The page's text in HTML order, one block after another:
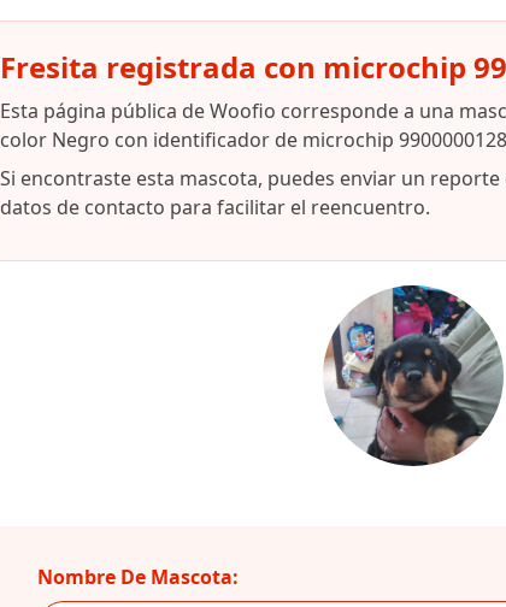
Fresita registrada con microchip
Esta página pública de Woofio corresponde a una
color Negro con identificador de microchip
Si encontraste esta mascota, puedes enviar un
datos de contacto para facilitar el reencuentro.
Nombre De Mascota: